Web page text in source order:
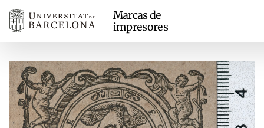
Marcas de
impresores